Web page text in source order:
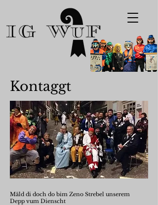
Kontaggt
Mäld di doch do bim Zeno Strebel unserem
Depp vum Dienscht